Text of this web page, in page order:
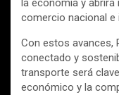
la economía y abrirá
comercio nacional e
Con estos avances,
conectado y
transporte será
económico y la